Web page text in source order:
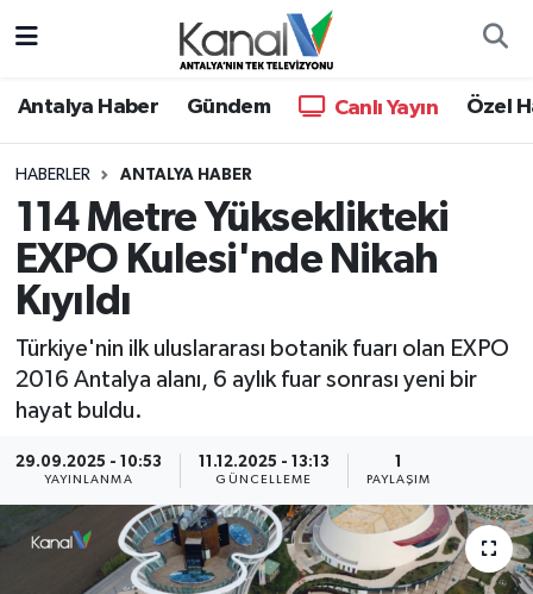
Antalya Haber Gündem Canlı Yayın Özel
HABERLER ANTALYA HABER
114 Metre Yükseklikteki
EXPO Kulesi'nde Nikah
Kıyıldı
Türkiye'nin ilk uluslararası botanik fuarı olan EXPO
2016 Antalya alanı, 6 aylık fuar sonrası yeni bir
hayat buldu.
29.09.2025 - 10:53
YAYINLANMA
11.12.2025 - 13:13
GÜNCELLEME
1
PAYLAŞIM
Antalya Haber
Dünya
Eğitim
Gündem
Günün Manşetleri
Haber Kuşakları
Haberler
Hava Durumu
Trafik Durumu
Süper Lig Puan Durumu ve Fikstür
Son Dakika Haberleri
Haber Arşivi